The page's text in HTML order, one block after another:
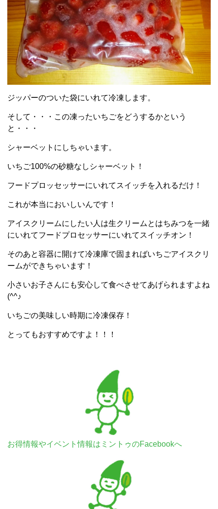
ジッパーのついた袋にいれて冷凍します。
そして・・・この凍ったいちごをどうするかという
と・・・
シャーベットにしちゃいます。
いちご100%の砂糖なしシャーベット！
フードプロッセッサーにいれてスイッチを入れるだけ！
これが本当においしいんです！
アイスクリームにしたい人は生クリームとはちみつを一緒
にいれてフードプロセッサーにいれてスイッチオン！
そのあと容器に開けて冷凍庫で固まればいちごアイスクリ
ームができちゃいます！
小さいお子さんにも安心して食べさせてあげられますよね
(^^♪
いちごの美味しい時期に冷凍保存！
とってもおすすめですよ！！！
お得情報やイベント情報はミントゥのFacebookへ